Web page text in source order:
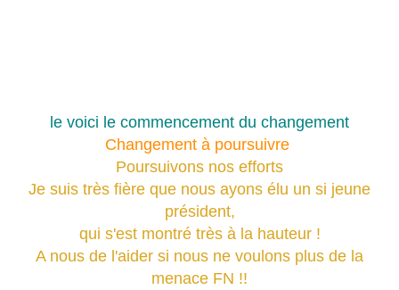
le voici le commencement du changement
Changement à poursuivre
Poursuivons nos efforts
Je suis très fière que nous ayons élu un si jeune
président,
qui s'est montré très à la hauteur !
A nous de l'aider si nous ne voulons plus de la
menace FN !!